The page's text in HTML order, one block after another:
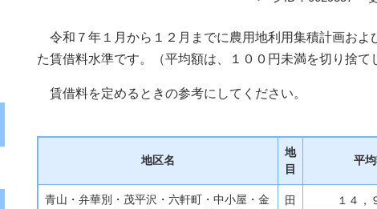
令和７年１月から１２月までに農用地利用集積計画およ
た賃借料水準です。（平均額は、１００円未満を切り捨
賃借料を定めるときの参考にしてください。
地区名
地
目
平
青山・弁華別・茂平沢・六軒町・中小屋・金
田 １４，